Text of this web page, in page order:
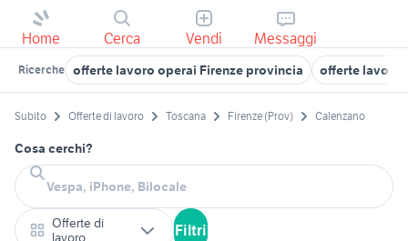
Home Cerca Vendi Messaggi
Ricerche offerte lavoro operai Firenze provincia offerte lavoro
Subito Offerte di lavoro Toscana Firenze (Prov) Calenzano
Cosa cerchi?
Offerte di
lavoro
Filtri